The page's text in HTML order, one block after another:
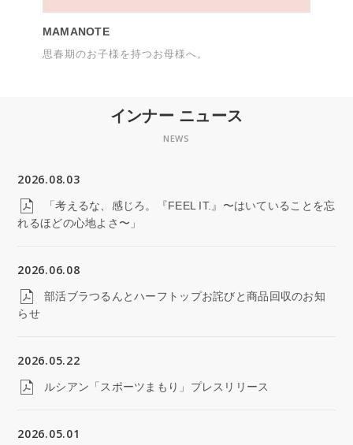
MAMANOTE
思春期のお子様を持つお母様へ。
インナー ニュース
NEWS
2026.08.03
「考えるな、感じろ。『FEEL IT.』〜はいていることを忘
れるほどの心地よさ〜」
2026.06.08
部活ブラつるんとハーフトップお詫びと商品回収のお知
らせ
2026.05.22
ルシアン「スポーツまもり」プレスリリース
2026.05.01